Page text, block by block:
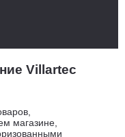
Villartec
магазине,